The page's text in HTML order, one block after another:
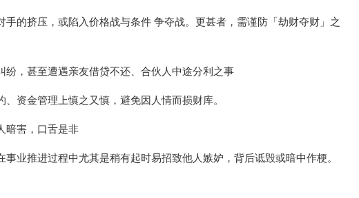
手的挤压，或陷入价格战与条件 争夺战。更甚者，需谨防「劫财夺财」之
纷，甚至遭遇亲友借贷不还、合伙人中途分利之事
资金管理上慎之又慎，避免因人情而损财库。
暗害，口舌是非
事业推进过程中尤其是稍有起时易招致他人嫉妒，背后诋毁或暗中作梗。